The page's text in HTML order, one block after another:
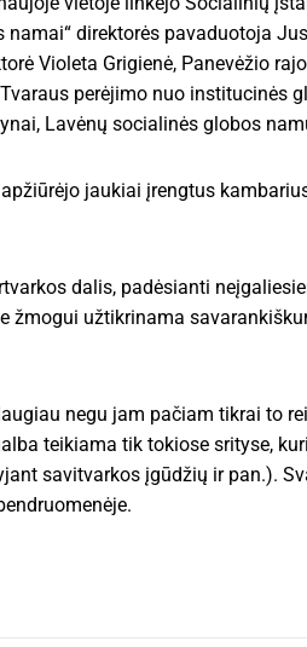
direktorės pavaduotoja
Violeta Grigienė, Panevėžio
perėjimo nuo institucinės
Lavėnų socialinės globos
jaukiai įrengtus
dalis, padėsianti
žmogui užtikrinama
negu jam pačiam tikrai to
teikiama tik tokiose srityse,
savitvarkos įgūdžių ir pan.).